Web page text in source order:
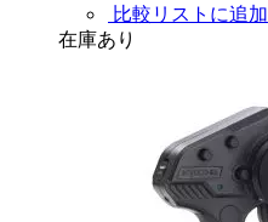
比較リストに追加
在庫あり